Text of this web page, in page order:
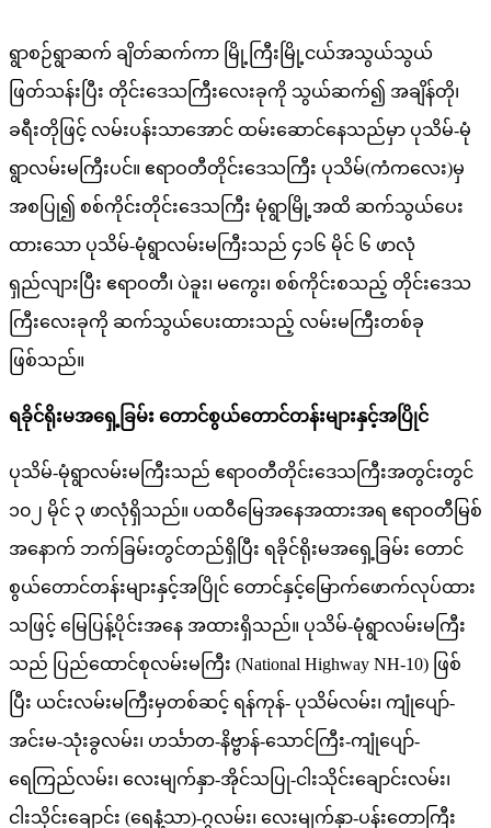
ရွာစဉ်ရွာဆက် ချိတ်ဆက်ကာ မြို့ကြီးမြို့ငယ်အသွယ်သွယ်
ဖြတ်သန်းပြီး တိုင်းဒေသကြီးလေးခုကို သွယ်ဆက်၍ အချိန်တို၊
ခရီးတိုဖြင့် လမ်းပန်းသာအောင် ထမ်းဆောင်နေသည်မှာ ပုသိမ်-မုံ
ရွာလမ်းမကြီးပင်။ ဧရာဝတီတိုင်းဒေသကြီး ပုသိမ်(ကံကလေး)မှ
အစပြု၍ စစ်ကိုင်းတိုင်းဒေသကြီး မုံရွာမြို့အထိ ဆက်သွယ်ပေး
ထားသော ပုသိမ်-မုံရွာလမ်းမကြီးသည် ၄၁၆ မိုင် ၆ ဖာလုံ
ရှည်လျားပြီး ဧရာဝတီ၊ ပဲခူး၊ မကွေး၊ စစ်ကိုင်းစသည့် တိုင်းဒေသ
ကြီးလေးခုကို ဆက်သွယ်ပေးထားသည့် လမ်းမကြီးတစ်ခု
ဖြစ်သည်။
ရခိုင်ရိုးမအရှေ့ခြမ်း တောင်စွယ်တောင်တန်းများနှင့်အပြိုင်
ပုသိမ်-မုံရွာလမ်းမကြီးသည် ဧရာဝတီတိုင်းဒေသကြီးအတွင်းတွင်
၁၀၂ မိုင် ၃ ဖာလုံရှိသည်။ ပထဝီမြေအနေအထားအရ ဧရာဝတီမြစ်
အနောက် ဘက်ခြမ်းတွင်တည်ရှိပြီး ရခိုင်ရိုးမအရှေ့ခြမ်း တောင်
စွယ်တောင်တန်းများနှင့်အပြိုင် တောင်နှင့်မြောက်ဖောက်လုပ်ထား
သဖြင့် မြေပြန့်ပိုင်းအနေ အထားရှိသည်။ ပုသိမ်-မုံရွာလမ်းမကြီး
သည် ပြည်ထောင်စုလမ်းမကြီး (National Highway NH-10) ဖြစ်
ပြီး ယင်းလမ်းမကြီးမှတစ်ဆင့် ရန်ကုန်- ပုသိမ်လမ်း၊ ကျုံပျော်-
အင်းမ-သုံးခွလမ်း၊ ဟင်္သာတ-နိဗ္ဗာန်-သောင်ကြီး-ကျုံပျော်-
ရေကြည်လမ်း၊ လေးမျက်နှာ-အိုင်သပြု-ငါးသိုင်းချောင်းလမ်း၊
ငါးသိုင်းချောင်း (ရေနံ့သာ)-ဂွလမ်း၊ လေးမျက်နှာ-ပန်းတောကြီး